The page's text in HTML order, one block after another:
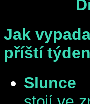
Jak
příští
Slunce